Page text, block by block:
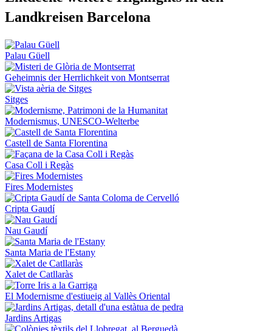
Landkreisen Barcelona
Palau Güell
Geheimnis der Herrlichkeit von Montserrat
Sitges
Modernismus, UNESCO‑Welterbe
Castell de Santa Florentina
Casa Coll i Regàs
Fires Modernistes
Cripta Gaudí
Nau Gaudí
Santa Maria de l'Estany
Xalet de Catllaràs
El Modernisme d'estiueig al Vallès Oriental
Jardins Artigas